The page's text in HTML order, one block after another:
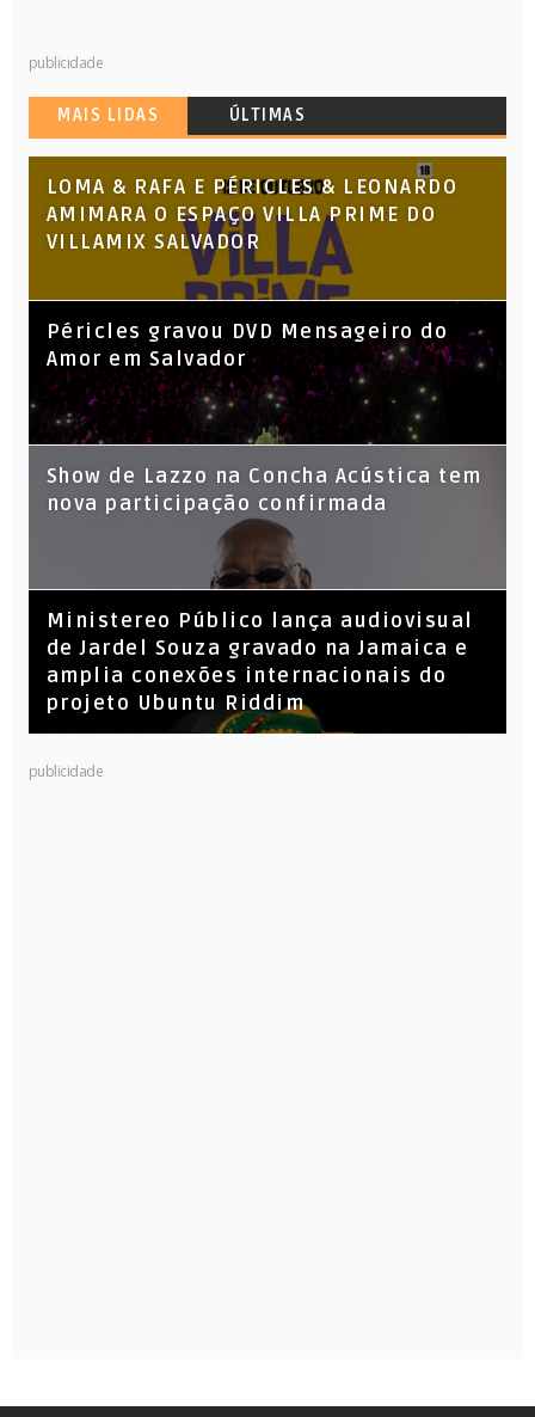
publicidade
MAIS LIDAS ÚLTIMAS
LOMA & RAFA E PÉRICLES & LEONARDO
AMIMARA O ESPAÇO VILLA PRIME DO
VILLAMIX SALVADOR
Péricles gravou DVD Mensageiro do
Amor em Salvador
Show de Lazzo na Concha Acústica tem
nova participação confirmada
​Ministereo Público lança audiovisual
de Jardel Souza gravado na Jamaica e
amplia conexões internacionais do
projeto Ubuntu Riddim
KL Jay (Racionais MC’s), DJ Raíz e DJ
publicidade